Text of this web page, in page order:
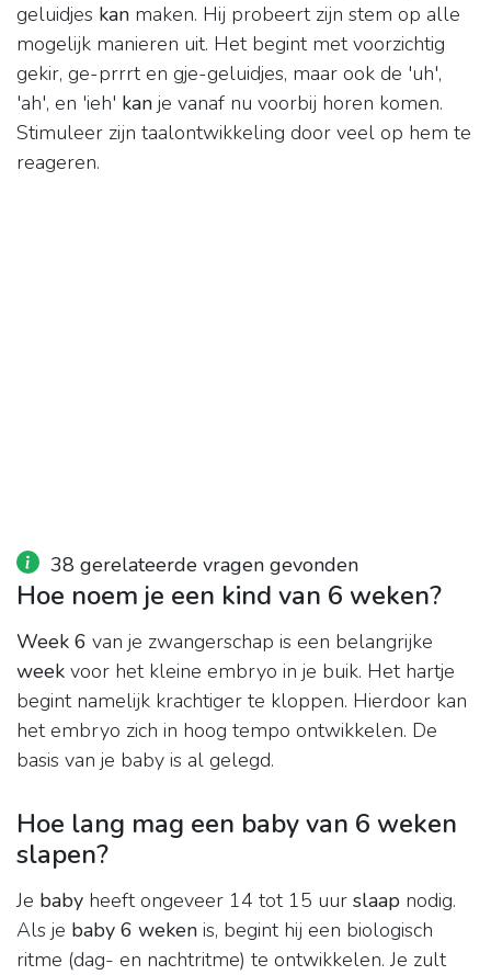
geluidjes kan maken. Hij probeert zijn stem op alle
mogelijk manieren uit. Het begint met voorzichtig
gekir, ge-prrrt en gje-geluidjes, maar ook de 'uh',
'ah', en 'ieh' kan je vanaf nu voorbij horen komen.
Stimuleer zijn taalontwikkeling door veel op hem te
reageren.
38 gerelateerde vragen gevonden
Hoe noem je een kind van 6 weken?
Week 6 van je zwangerschap is een belangrijke
week voor het kleine embryo in je buik. Het hartje
begint namelijk krachtiger te kloppen. Hierdoor kan
het embryo zich in hoog tempo ontwikkelen. De
basis van je baby is al gelegd.
Hoe lang mag een baby van 6 weken
slapen?
Je baby heeft ongeveer 14 tot 15 uur slaap nodig.
Als je baby 6 weken is, begint hij een biologisch
ritme (dag- en nachtritme) te ontwikkelen. Je zult